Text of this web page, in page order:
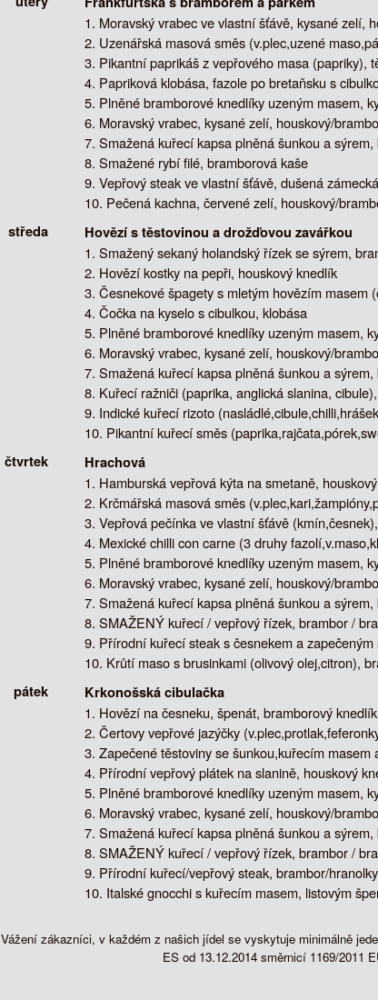
Moravský vrabec ve vlastní šťávě, kysané zelí,
Uzenářská masová směs (v.plec,uzené
Pikantní paprikáš z vepřového masa (papriky),
Papriková klobása, fazole po bretaňsku s
Plněné bramborové knedlíky uzeným masem,
Moravský vrabec, kysané zelí, houskový/
Smažená kuřecí kapsa plněná šunkou a
Smažené rybí filé, bramborová kaše
Vepřový steak ve vlastní šťávě, dušená
Pečená kachna, červené zelí, houskový/
středa
Hovězí s těstovinou a drožďovou zavářkou
Smažený sekaný holandský řízek se sýrem,
Hovězí kostky na pepři, houskový knedlík
Česnekové špagety s mletým hovězím masem
Čočka na kyselo s cibulkou, klobása
Plněné bramborové knedlíky uzeným masem,
Moravský vrabec, kysané zelí, houskový/
Smažená kuřecí kapsa plněná šunkou a
Kuřecí ražniči (paprika, anglická slanina,
Indické kuřecí rizoto
Pikantní kuřecí směs
čtvrtek
Hrachová
Hamburská vepřová kýta na smetaně,
Krčmářská masová směs
Vepřová pečínka ve vlastní šťávě
Mexické chilli con carne (3 druhy
Plněné bramborové knedlíky uzeným masem,
Moravský vrabec, kysané zelí, houskový/
Smažená kuřecí kapsa plněná šunkou a
SMAŽENÝ kuřecí / vepřový řízek, brambor /
Přírodní kuřecí steak s česnekem a
Krůtí maso s brusinkami (olivový olej,citron),
pátek
Krkonošská cibulačka
Hovězí na česneku, špenát, bramborový knedlík
Čertovy vepřové jazýčky
Zapečené těstoviny se šunkou,kuřecím masem
Přírodní vepřový plátek na slanině, houskový
Plněné bramborové knedlíky uzeným masem,
Moravský vrabec, kysané zelí, houskový/
Smažená kuřecí kapsa plněná šunkou a
SMAŽENÝ kuřecí / vepřový řízek, brambor /
Přírodní kuřecí/vepřový steak, brambor/
Italské gnocchi s kuřecím masem, listovým
Vážení zákazníci, v každém z našich jídel se vyskytuje minimálně
ES od 13.12.2014 směrnicí 1169/2011